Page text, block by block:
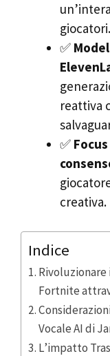
giocatori.
✅
reattiva
✅
creativa.
Indice
Rivoluzionare
Fortnite
Vocale AI di
L’impatto